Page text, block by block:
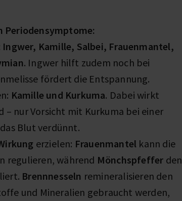
Periodensymptome:
Ingwer, Kamille, Salbei, Frauenmantel,
. Ingwer hilft zudem noch bei
fördert die Entspannung.
Kamille und Kurkuma. Dabei wirkt
– nur Vorsicht mit Kurkuma bei einer
Blut verdünnt.
erzielen: Frauenmantel kann die
regulieren, während Mönchspfeffer den
Brennnesseln remineralisieren den
und Mineralien gebraucht werden,